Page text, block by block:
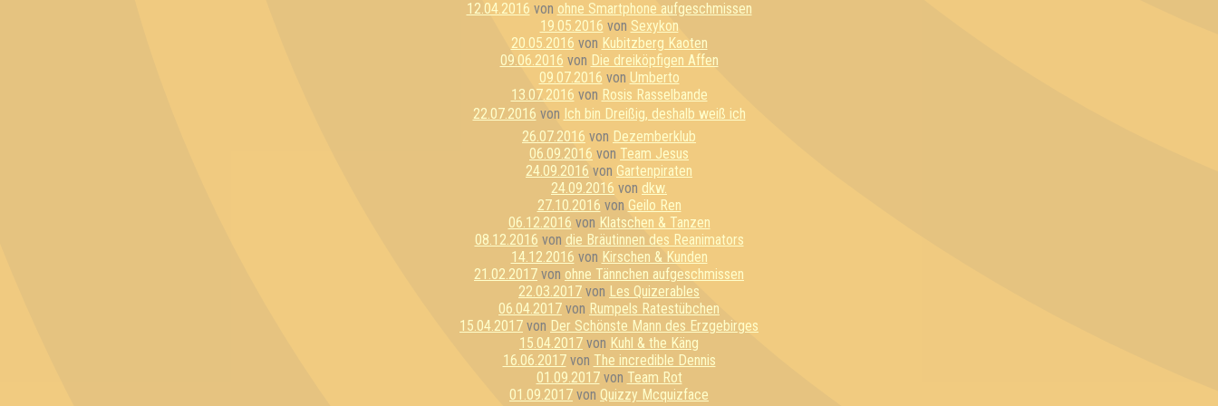
12.04.2016 von ohne Smartphone aufgeschmissen
19.05.2016 von Sexykon
20.05.2016 von Kubitzberg Kaoten
09.06.2016 von Die dreiköpfigen Affen
09.07.2016 von Umberto
13.07.2016 von Rosis Rasselbande
22.07.2016 von Ich bin Dreißig, deshalb weiß ich
26.07.2016 von Dezemberklub
06.09.2016 von Team Jesus
24.09.2016 von Gartenpiraten
24.09.2016 von dkw.
27.10.2016 von Geilo Ren
06.12.2016 von Klatschen & Tanzen
08.12.2016 von die Bräutinnen des Reanimators
14.12.2016 von Kirschen & Kunden
21.02.2017 von ohne Tännchen aufgeschmissen
22.03.2017 von Les Quizerables
06.04.2017 von Rumpels Ratestübchen
15.04.2017 von Der Schönste Mann des Erzgebirges
15.04.2017 von Kuhl & the Käng
16.06.2017von The incredible Dennis
01.09.2017von Team Rot
01.09.2017 von Quizzy Mcquizface